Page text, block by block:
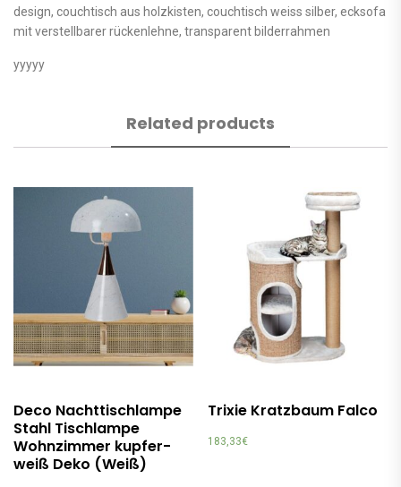
design, couchtisch aus holzkisten, couchtisch weiss silber, ecksofa
mit verstellbarer rückenlehne, transparent bilderrahmen
yyyyy
Related products
Deco Nachttischlampe
Stahl Tischlampe
Wohnzimmer kupfer-
weiß Deko (Weiß)
Trixie Kratzbaum Falco
183,33€